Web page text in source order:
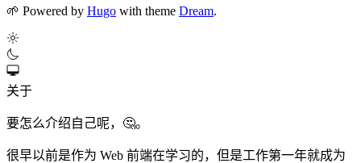
🌱 Powered by Hugo with theme Dream.
关于
要怎么介绍自己呢，🤔。
很早以前是作为 Web 前端在学习的，但是工作第一年就成为